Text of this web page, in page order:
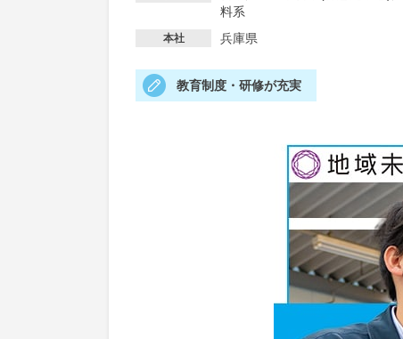
料系
本社 兵庫県
教育制度・研修が充実